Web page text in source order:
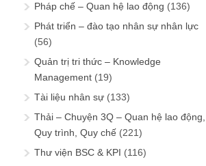
Pháp chế – Quan hệ lao động (136)
Phát triển – đào tạo nhân sự nhân lực
(56)
Quản trị tri thức – Knowledge
Management (19)
Tài liệu nhân sự (133)
Thải – Chuyện 3Q – Quan hệ lao động,
Quy trình, Quy chế (221)
Thư viện BSC & KPI (116)